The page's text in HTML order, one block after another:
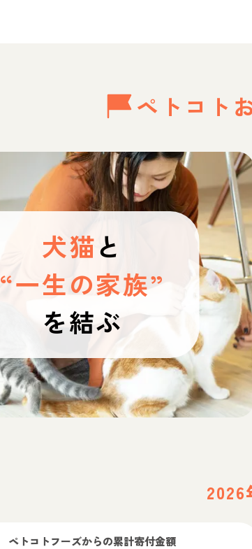
ペトコト
犬猫と
“一生の家族”
を結ぶ
2026
ペトコトフーズからの累計寄付金額